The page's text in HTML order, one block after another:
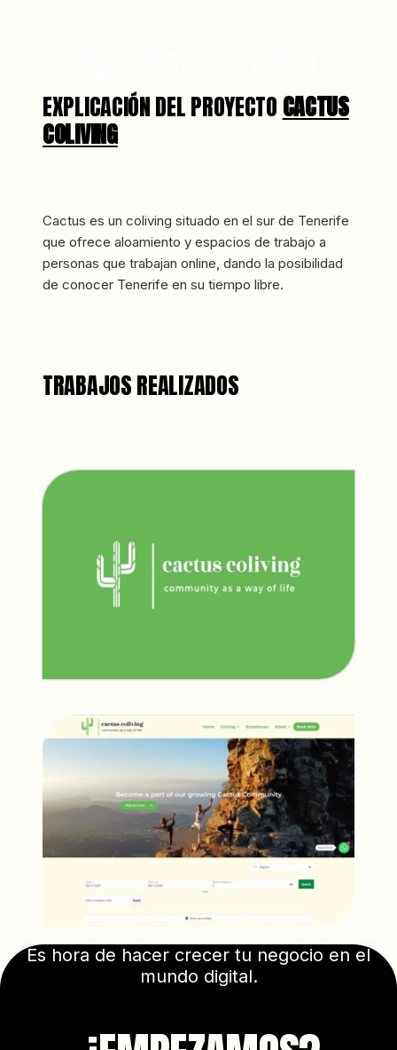
EXPLICACIÓN DEL PROYECTO CACTUS
COLIVING
Cactus es un coliving situado en el sur de Tenerife
que ofrece aloamiento y espacios de trabajo a
personas que trabajan online, dando la posibilidad
de conocer Tenerife en su tiempo libre.
TRABAJOS REALIZADOS
Es hora de hacer crecer tu negocio en el
mundo digital.